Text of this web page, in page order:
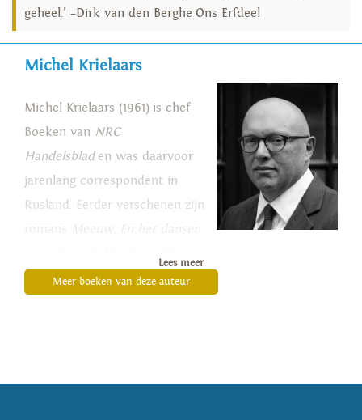
geheel.’ –Dirk van den Berghe Ons Erfdeel
Michel Krielaars
Michel Krielaars (1961) is chef
Boeken van NRC
Handelsbladen was daarvoor
jarenlang correspondent in
Rusland. Eerder verschenen zijn
verhalenbundel Vanillevla met
Lees meer
Meer boeken van deze auteur